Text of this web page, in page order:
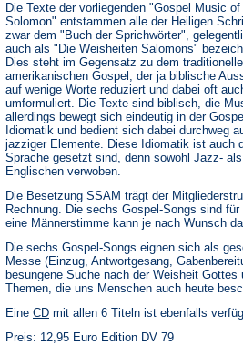
Die Texte der vorliegenden "Gospel Music
Solomon" entstammen alle der Heiligen
zwar dem "Buch der Sprichwörter",
auch als "Die Weisheiten Salomons"
Dies steht im Gegensatz zu dem
amerikanischen Gospel, der ja biblische
auf wenige Worte reduziert und dabei oft
umformuliert. Die Texte sind biblisch, die
allerdings bewegt sich eindeutig in der
Idiomatik und bedient sich dabei durchweg
jazziger Elemente. Diese Idiomatik ist auch
Sprache gesetzt sind, denn sowohl Jazz-
Englischen verwoben.
Die Besetzung SSAM trägt der
Rechnung. Die sechs Gospel-Songs sind
eine Männerstimme kann je nach Wunsch
Die sechs Gospel-Songs eignen sich als
Messe (Einzug, Antwortgesang,
besungene Suche nach der Weisheit
Themen, die uns Menschen auch heute
Eine CD(Öffnet
einem
mit allen 6 Titeln ist ebenfalls
Preis: 12,95 Euro Edition DV 79